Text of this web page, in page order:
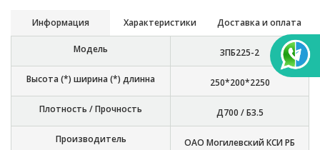
Информация Характеристики Доставка и оплата
Модель 3ПБ225-2
Высота (*) ширина (*) длинна 250*200*2250
Плотность / Прочность Д700 / Б3.5
Производитель ОАО Могилевский КСИ РБ